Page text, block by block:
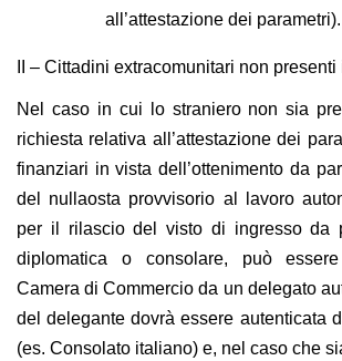
all’attestazione dei parametri).
II – Cittadini extracomunitari non presenti
Nel caso in cui lo straniero non sia
richiesta relativa all’attestazione dei
finanziari in vista dell’ottenimento da
del nullaosta provvisorio al lavoro
per il rilascio del visto di ingresso da
diplomatica o consolare, può
Camera di Commercio da un delegato
del delegante dovrà essere autenticata
(es. Consolato italiano) e, nel caso che